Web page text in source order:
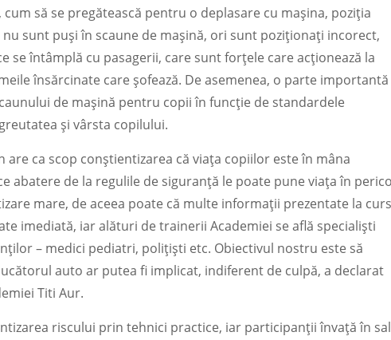
să se pregătească pentru o deplasare cu mașina, poziția
sunt puși în scaune de mașină, ori sunt poziționați incorect,
se întâmplă cu pasagerii, care sunt forțele care acționează la
însărcinate care șofează. De asemenea, o parte importantă
de mașină pentru copii în funcție de standardele
și vârsta copilului.
are ca scop conștientizarea că viața copiilor este în mâna
abatere de la regulile de siguranță le poate pune viața în
mare, de aceea poate că multe informații prezentate la curs
imediată, iar alături de trainerii Academiei se află specialiști
– medici pediatri, polițiști etc. Obiectivul nostru este să
auto ar putea fi implicat, indiferent de culpă, a declarat
Titi Aur.
riscului prin tehnici practice, iar participanții învață în